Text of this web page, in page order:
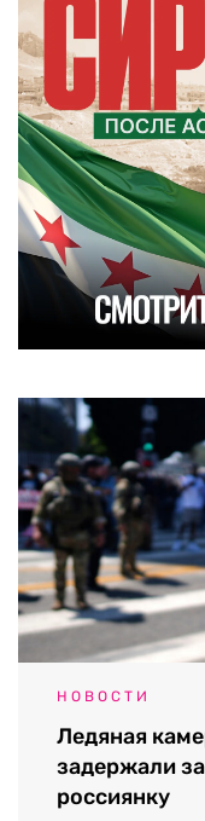
НОВОСТИ
Ледяная
задержали
россиянку